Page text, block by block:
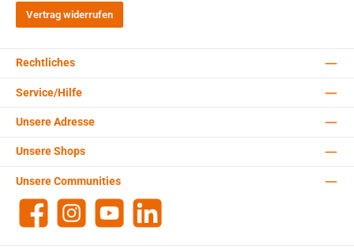
Vertrag widerrufen
Rechtliches
Service/Hilfe
Unsere Adresse
Unsere Communities
Facebook Instagram YouTube
Unsere Shops